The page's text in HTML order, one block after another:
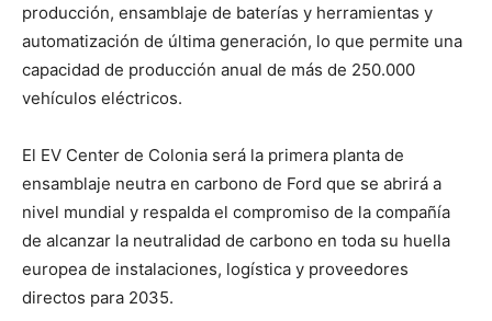
producción, ensamblaje de baterías y herramientas y
automatización de última generación, lo que permite una
capacidad de producción anual de más de 250.000
vehículos eléctricos.
El EV Center de Colonia será la primera planta de
ensamblaje neutra en carbono de Ford que se abrirá a
nivel mundial y respalda el compromiso de la compañía
de alcanzar la neutralidad de carbono en toda su huella
europea de instalaciones, logística y proveedores
directos para 2035.